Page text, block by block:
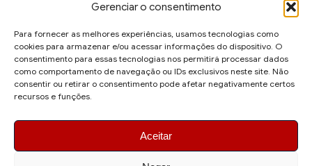
Gerenciar o consentimento
Para fornecer as melhores experiências, usamos tecnologias como
cookies para armazenar e/ou acessar informações do dispositivo. O
consentimento para essas tecnologias nos permitirá processar dados
como comportamento de navegação ou IDs exclusivos neste site. Não
consentir ou retirar o consentimento pode afetar negativamente certos
recursos e funções.
Aceitar
FALE CONOSCO
Sugestões de Pauta:
ronaldo.valentim150@gmail.com